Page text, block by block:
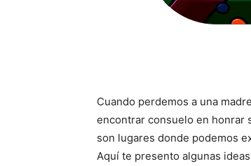
Cuando perdemos a una
encontrar consuelo en honrar
son lugares donde podemos
Aquí te presento algunas